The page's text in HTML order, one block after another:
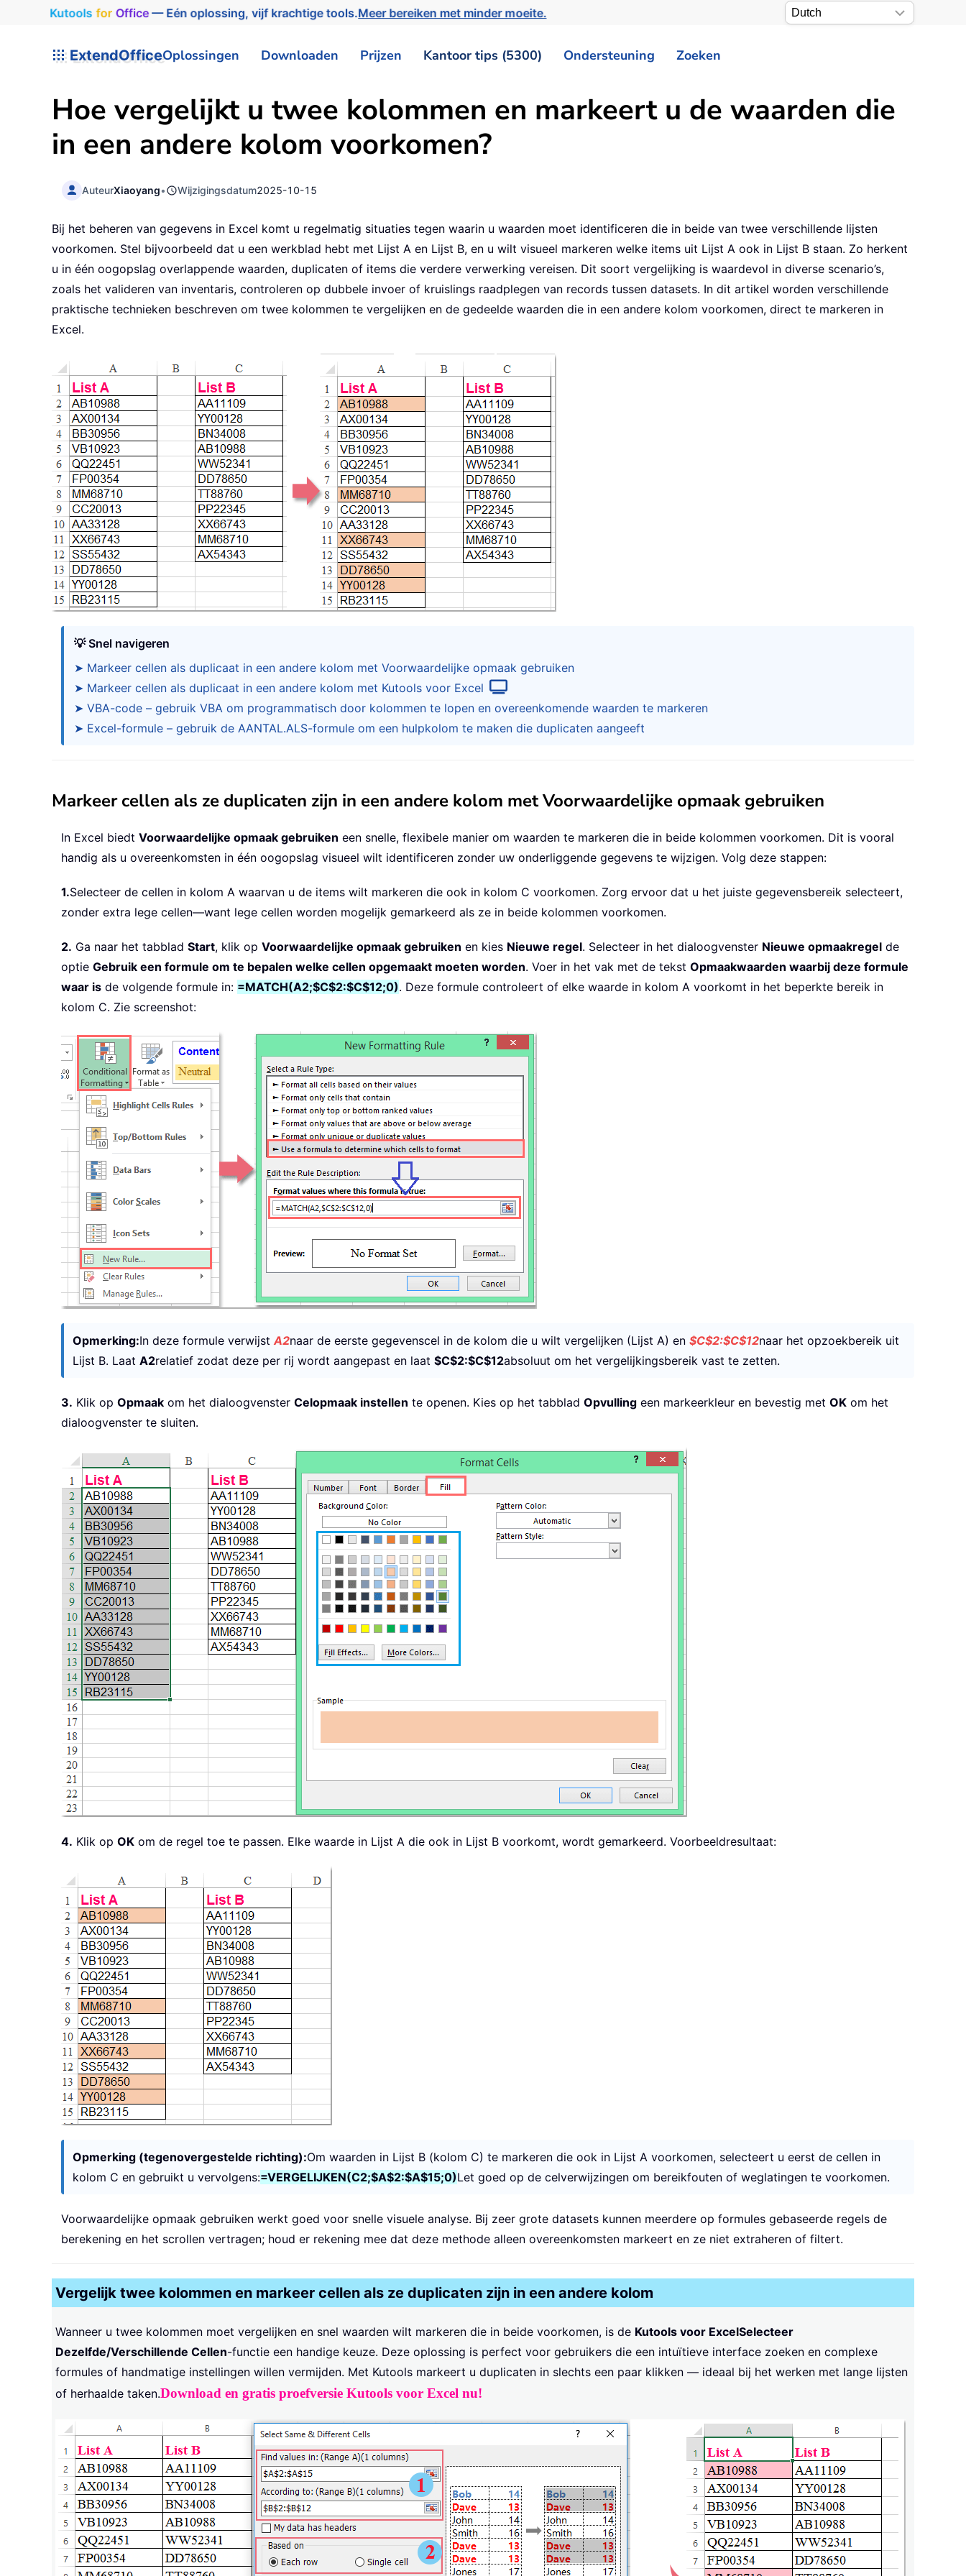
Kutools for Office— Eén oplossing, vijf krachtige tools.Meer bereiken met minder moeite.
ExtendOfficeOplossingen Downloaden Prijzen Kantoor tips (5300) Ondersteuning Zoeken
Hoe vergelijkt u twee kolommen en markeert u de waarden die
in een andere kolom voorkomen?
AuteurXiaoyang• Wijzigingsdatum2025-10-15
Bij het beheren van gegevens in Excel komt u regelmatig situaties tegen waarin u waarden moet identificeren die in beide van twee verschillende lijsten
voorkomen. Stel bijvoorbeeld dat u een werkblad hebt met Lijst A en Lijst B, en u wilt visueel markeren welke items uit Lijst A ook in Lijst B staan. Zo herkent
u in één oogopslag overlappende waarden, duplicaten of items die verdere verwerking vereisen. Dit soort vergelijking is waardevol in diverse scenario’s,
zoals het valideren van inventaris, controleren op dubbele invoer of kruislings raadplegen van records tussen datasets. In dit artikel worden verschillende
praktische technieken beschreven om twee kolommen te vergelijken en de gedeelde waarden die in een andere kolom voorkomen, direct te markeren in
Excel.
💡 Snel navigeren
➤ Markeer cellen als duplicaat in een andere kolom met Voorwaardelijke opmaak gebruiken
➤ Markeer cellen als duplicaat in een andere kolom met Kutools voor Excel
➤ VBA-code – gebruik VBA om programmatisch door kolommen te lopen en overeenkomende waarden te markeren
➤ Excel-formule – gebruik de AANTAL.ALS-formule om een hulpkolom te maken die duplicaten aangeeft
Markeer cellen als ze duplicaten zijn in een andere kolom met Voorwaardelijke opmaak gebruiken
In Excel biedt Voorwaardelijke opmaak gebruiken een snelle, flexibele manier om waarden te markeren die in beide kolommen voorkomen. Dit is vooral
handig als u overeenkomsten in één oogopslag visueel wilt identificeren zonder uw onderliggende gegevens te wijzigen. Volg deze stappen:
1.Selecteer de cellen in kolom A waarvan u de items wilt markeren die ook in kolom C voorkomen. Zorg ervoor dat u het juiste gegevensbereik selecteert,
zonder extra lege cellen—want lege cellen worden mogelijk gemarkeerd als ze in beide kolommen voorkomen.
2. Ga naar het tabblad Start, klik op Voorwaardelijke opmaak gebruiken en kies Nieuwe regel. Selecteer in het dialoogvenster Nieuwe opmaakregel de
optie Gebruik een formule om te bepalen welke cellen opgemaakt moeten worden. Voer in het vak met de tekst Opmaakwaarden waarbij deze formule
waar is de volgende formule in: =MATCH(A2;$C$2:$C$12;0). Deze formule controleert of elke waarde in kolom A voorkomt in het beperkte bereik in
kolom C. Zie screenshot:
Opmerking:In deze formule verwijst A2naar de eerste gegevenscel in de kolom die u wilt vergelijken (Lijst A) en $C$2:$C$12naar het opzoekbereik uit
Lijst B. Laat A2relatief zodat deze per rij wordt aangepast en laat $C$2:$C$12absoluut om het vergelijkingsbereik vast te zetten.
3. Klik op Opmaak om het dialoogvenster Celopmaak instellen te openen. Kies op het tabblad Opvulling een markeerkleur en bevestig met OK om het
dialoogvenster te sluiten.
4. Klik op OK om de regel toe te passen. Elke waarde in Lijst A die ook in Lijst B voorkomt, wordt gemarkeerd. Voorbeeldresultaat:
Opmerking (tegenovergestelde richting):Om waarden in Lijst B (kolom C) te markeren die ook in Lijst A voorkomen, selecteert u eerst de cellen in
kolom C en gebruikt u vervolgens:=VERGELIJKEN(C2;$A$2:$A$15;0)Let goed op de celverwijzingen om bereikfouten of weglatingen te voorkomen.
Voorwaardelijke opmaak gebruiken werkt goed voor snelle visuele analyse. Bij zeer grote datasets kunnen meerdere op formules gebaseerde regels de
berekening en het scrollen vertragen; houd er rekening mee dat deze methode alleen overeenkomsten markeert en ze niet extraheren of filtert.
Vergelijk twee kolommen en markeer cellen als ze duplicaten zijn in een andere kolom
Wanneer u twee kolommen moet vergelijken en snel waarden wilt markeren die in beide voorkomen, is de Kutools voor ExcelSelecteer
Dezelfde/Verschillende Cellen-functie een handige keuze. Deze oplossing is perfect voor gebruikers die een intuïtieve interface zoeken en complexe
formules of handmatige instellingen willen vermijden. Met Kutools markeert u duplicaten in slechts een paar klikken — ideaal bij het werken met lange lijsten
of herhaalde taken.Download en gratis proefversie Kutools voor Excel nu!